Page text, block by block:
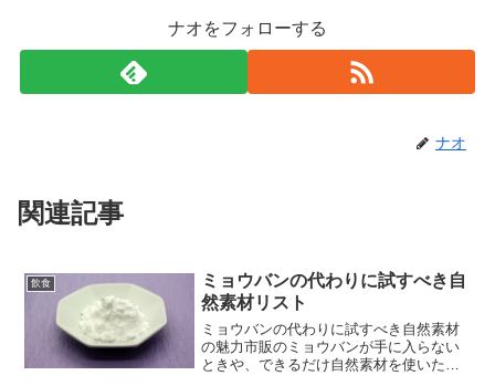
ナオをフォローする
ナオ
関連記事
飲食
ミョウバンの代わりに試すべき自
然素材リスト
ミョウバンの代わりに試すべき自然素材
の魅力市販のミョウバンが手に入らない
ときや、できるだけ自然素材を使いたい